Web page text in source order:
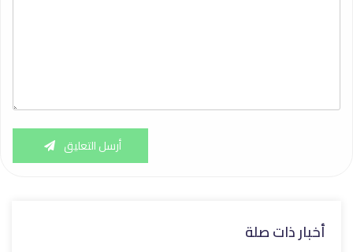
أرسل التعليق
أخبار ذات صلة